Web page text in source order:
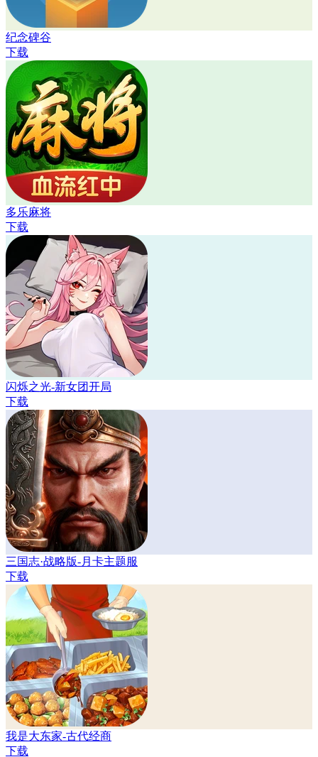
纪念碑谷
下载
多乐麻将
下载
闪烁之光-新女团开局
下载
三国志·战略版-月卡主题服
下载
我是大东家-古代经商
下载